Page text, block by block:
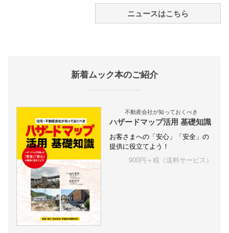
ニュースはこちら
新着ムック本のご紹介
不動産会社が知っておくべき
ハザードマップ活用 基礎知識
お客さまへの「安心」「安全」の
提供に役立てよう！
900円＋税（送料サービス）